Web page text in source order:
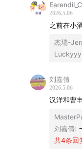
分租给他们的
我对这个故
所以，欢迎收
时间轴：
借“外地
Earendil_C
2026.5.06
之前在小
杰瑞-
刘嘉倩
2026.5.06
汉洋和曹
刘嘉倩:
共4条回